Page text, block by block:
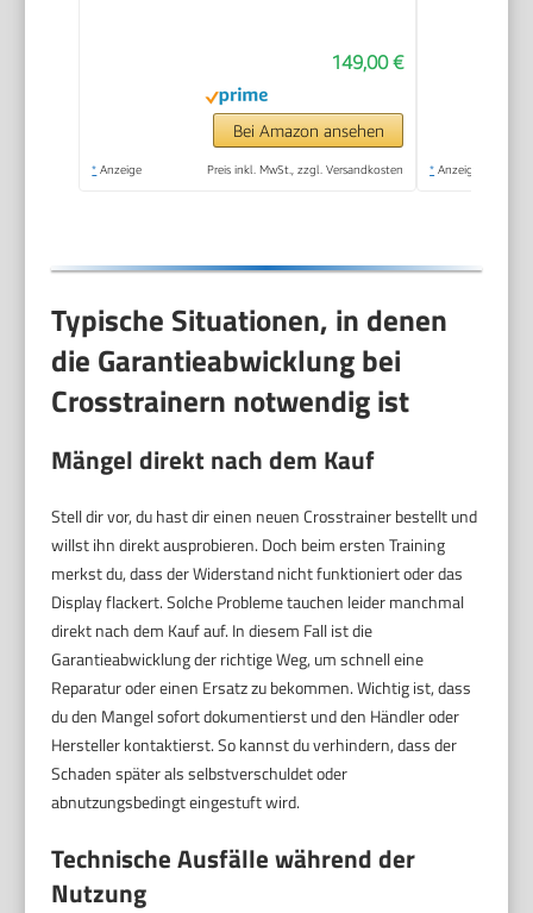
Kompakt, leise,
Gelenkschonend,
extra Bauchpolster
149,00 €
Bei Amazon ansehen
* Anzeige Preis inkl. MwSt., zzgl. Versandkosten * Anzeige
Typische Situationen, in denen
die Garantieabwicklung bei
Crosstrainern notwendig ist
Mängel direkt nach dem Kauf
Stell dir vor, du hast dir einen neuen Crosstrainer bestellt und
willst ihn direkt ausprobieren. Doch beim ersten Training
merkst du, dass der Widerstand nicht funktioniert oder das
Display flackert. Solche Probleme tauchen leider manchmal
direkt nach dem Kauf auf. In diesem Fall ist die
Garantieabwicklung der richtige Weg, um schnell eine
Reparatur oder einen Ersatz zu bekommen. Wichtig ist, dass
du den Mangel sofort dokumentierst und den Händler oder
Hersteller kontaktierst. So kannst du verhindern, dass der
Schaden später als selbstverschuldet oder
abnutzungsbedingt eingestuft wird.
Technische Ausfälle während der
Nutzung